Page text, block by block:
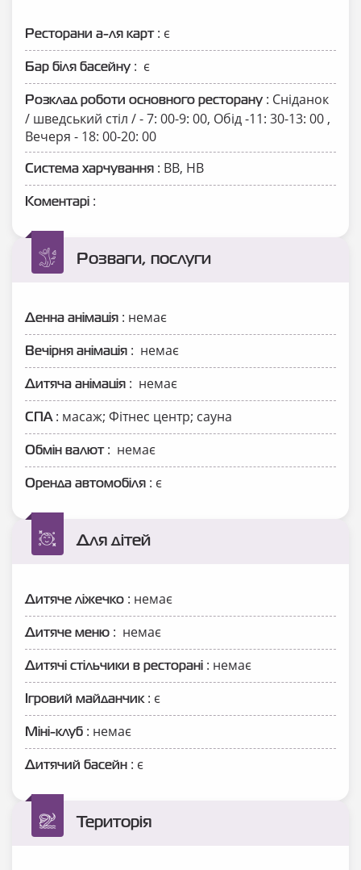
Ресторани а-ля карт: є
Бар біля басейну : є
Розклад роботи основного ресторану : Сніданок
/ шведський стіл / - 7: 00-9: 00, Обід -11: 30-13: 00 ,
Вечеря - 18: 00-20: 00
Система харчування : ВВ, НВ
Коментарі :
Розваги, послуги
Денна анімація : немає
Вечірня анімація : немає
Дитяча анімація : немає
СПА: масаж; Фітнес центр; сауна
Обмін валют: немає
Оренда автомобіля : є
Для дітей
Дитяче ліжечко : немає
Дитяче меню : немає
Дитячі стільчики в ресторані : немає
Ігровий майданчик: є
Міні-клуб : немає
Дитячий басейн : є
Територія